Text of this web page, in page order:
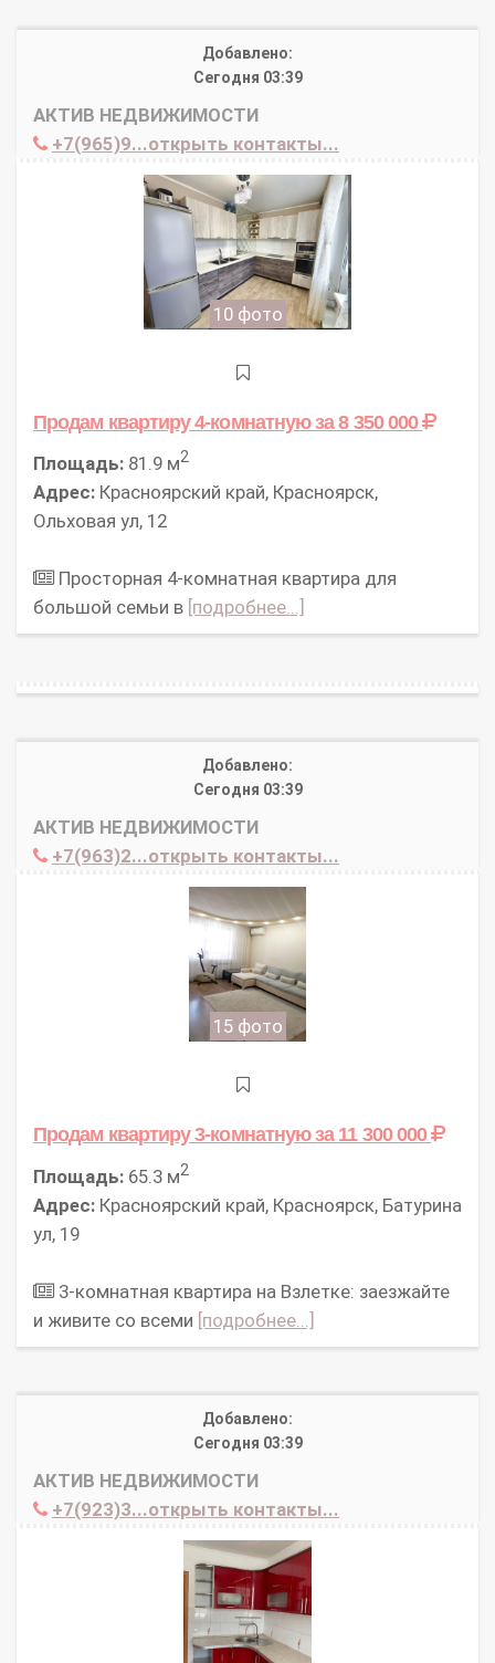
Добавлено:
Сегодня 03:39
АКТИВ НЕДВИЖИМОСТИ
+7(965)9...открыть контакты...
10 фото
Продам квартиру 4-комнатнуюза 8 350 000
Площадь: 81.9 м2
Адрес: Красноярский край, Красноярск,
Ольховая ул, 12
Просторная 4-комнатная квартира для
большой семьи в [подробнее...]
Добавлено:
Сегодня 03:39
АКТИВ НЕДВИЖИМОСТИ
+7(963)2...открыть контакты...
15 фото
Продам квартиру 3-комнатнуюза 11 300 000
Площадь: 65.3 м2
Адрес: Красноярский край, Красноярск, Батурина
ул, 19
3-комнатная квартира на Взлетке: заезжайте
и живите со всеми [подробнее...]
Добавлено:
Сегодня 03:39
АКТИВ НЕДВИЖИМОСТИ
+7(923)3...открыть контакты...